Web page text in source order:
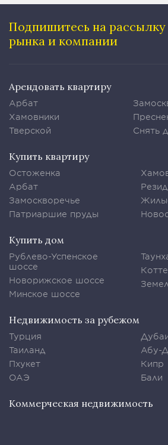
Подпишитесь на рассылку
рынка и компании
Арендовать квартиру
Арбат
Хамовники
Тверской
Снять
Купить квартиру
Остоженка
Арбат
Замоскворечье
Патриаршие пруды
Купить дом
Рублево-Успенское
шоссе
Новорижское шоссе
Минское шоссе
Недвижимость за рубежом
Турция
Таиланд
Пхукет
ОАЭ
Абу-
Кипр
Бали
Коммерческая недвижимость